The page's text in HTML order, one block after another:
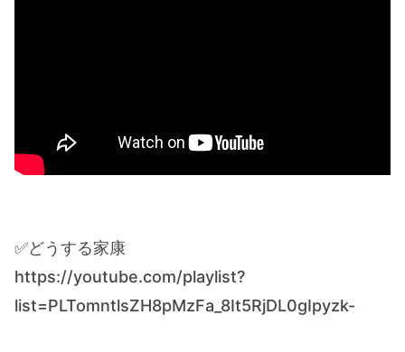
✅どうする家康
https://youtube.com/playlist?
list=PLTomntlsZH8pMzFa_8It5RjDL0gIpyzk-